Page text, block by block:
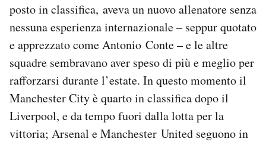
posto in classifica, aveva un nuovo allenatore senza
nessuna esperienza internazionale – seppur quotato
e apprezzato come Antonio Conte – e le altre
squadre sembravano aver speso di più e meglio per
rafforzarsi durante l’estate. In questo momento il
Manchester City è quarto in classifica dopo il
Liverpool, e da tempo fuori dalla lotta per la
vittoria; Arsenal e Manchester United seguono in